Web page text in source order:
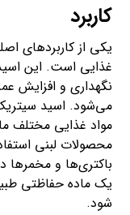
کاربرد
یکی از کاربردهای
غذایی است. این
نگهداری و افزایش
می‌شود. اسید
مواد غذایی مختلف
محصولات لبنی
باکتری‌ها و مخمرها
یک ماده حفاظتی
شود.